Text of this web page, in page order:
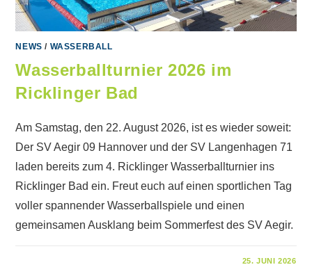
NEWS / WASSERBALL
Wasserballturnier 2026 im
Ricklinger Bad
Am Samstag, den 22. August 2026, ist es wieder soweit:
Der SV Aegir 09 Hannover und der SV Langenhagen 71
laden bereits zum 4. Ricklinger Wasserballturnier ins
Ricklinger Bad ein. Freut euch auf einen sportlichen Tag
voller spannender Wasserballspiele und einen
gemeinsamen Ausklang beim Sommerfest des SV Aegir.
25. JUNI 2026